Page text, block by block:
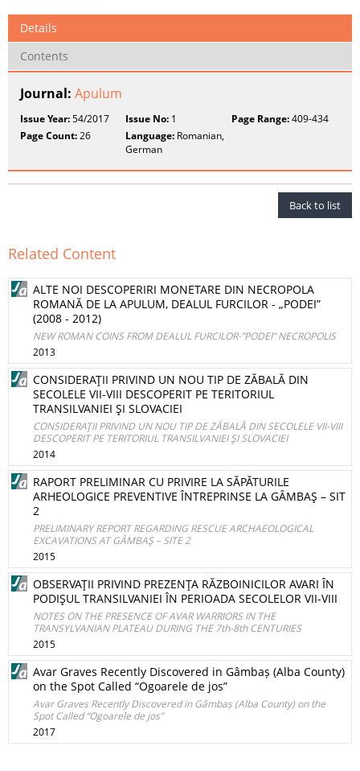
Details
Contents
Journal: Apulum
Issue Year:54/2017 Issue No: 1 Page Range:409-434
Page Count:26 Language: Romanian,
German
Back to list
Related Content
ALTE NOI DESCOPERIRI MONETARE DIN NECROPOLA
ROMANĂ DE LA APULUM, DEALUL FURCILOR - „PODEI”
(2008 - 2012)
NEW ROMAN COINS FROM DEALUL FURCILOR-”PODEI” NECROPOLIS
2013
CONSIDERAŢII PRIVIND UN NOU TIP DE ZĂBALĂ DIN
SECOLELE VII-VIII DESCOPERIT PE TERITORIUL
TRANSILVANIEI ŞI SLOVACIEI
CONSIDERAŢII PRIVIND UN NOU TIP DE ZĂBALĂ DIN SECOLELE VII-VIII
DESCOPERIT PE TERITORIUL TRANSILVANIEI ŞI SLOVACIEI
2014
RAPORT PRELIMINAR CU PRIVIRE LA SĂPĂTURILE
ARHEOLOGICE PREVENTIVE ÎNTREPRINSE LA GÂMBAŞ – SIT
2
PRELIMINARY REPORT REGARDING RESCUE ARCHAEOLOGICAL
EXCAVATIONS AT GÂMBAŞ – SITE 2
2015
OBSERVAŢII PRIVIND PREZENŢA RĂZBOINICILOR AVARI ÎN
PODIŞUL TRANSILVANIEI ÎN PERIOADA SECOLELOR VII-VIII
NOTES ON THE PRESENCE OF AVAR WARRIORS IN THE
TRANSYLVANIAN PLATEAU DURING THE 7th-8th CENTURIES
2015
Avar Graves Recently Discovered in Gâmbaș (Alba County)
on the Spot Called “Ogoarele de jos”
Avar Graves Recently Discovered in Gâmbaș (Alba County) on the
Spot Called “Ogoarele de jos”
2017